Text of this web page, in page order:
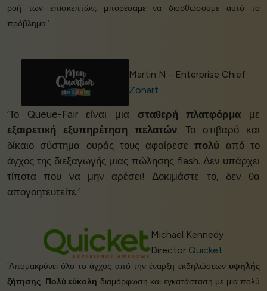
ροή των επισκεπτών, μπορέσαμε να διορθώσουμε αυτό το
πρόβλημα.’
Martin N - Enterprise Chief
Zonart
‘Το Queue-Fair είναι μια σταθερή πλατφόρμα με
εξαιρετική εξυπηρέτηση πελατών. Το στιβαρό και
δίκαιο σύστημα ουράς τους αφαίρεσεπολύ από το
άγχος της διεξαγωγής μιας πώλησης flash. Δεν υπάρχει
τίποτα που να μην αρέσει! Δοκιμάστε το, δεν θα
απογοητευτείτε.’
Michael Kennedy
Director Quicket
‘Απομακρύνει όλο το άγχος από την έναρξη εκδηλώσεων υψηλής
ζήτησης. Πολύ εύκολη διαμόρφωση και εγκατάσταση με μια πολύ